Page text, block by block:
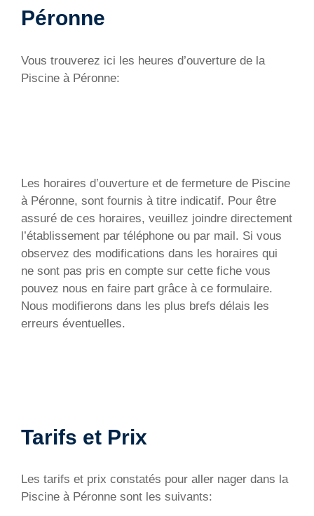
Péronne
Vous trouverez ici les heures d’ouverture de la
Piscine à Péronne:
Les horaires d’ouverture et de fermeture de Piscine
à Péronne, sont fournis à titre indicatif. Pour être
assuré de ces horaires, veuillez joindre directement
l’établissement par téléphone ou par mail. Si vous
observez des modifications dans les horaires qui
ne sont pas pris en compte sur cette fiche vous
pouvez nous en faire part grâce à ce formulaire.
Nous modifierons dans les plus brefs délais les
erreurs éventuelles.
Tarifs et Prix
Les tarifs et prix constatés pour aller nager dans la
Piscine à Péronne sont les suivants: